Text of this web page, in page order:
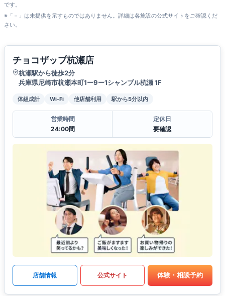
です。
※「－」は未提供を示すものではありません。詳細は各施設の公式サイトをご確認くだ
さい。
チョコザップ杭瀬店
杭瀬駅から徒歩2分
兵庫県尼崎市杭瀬本町1ー9ー1シャンブル杭瀬 1F
体組成計 Wi-Fi 他店舗利用 駅から5分以内
営業時間
24:00間
定休日
要確認
店舗情報 公式サイト 体験・相談予約